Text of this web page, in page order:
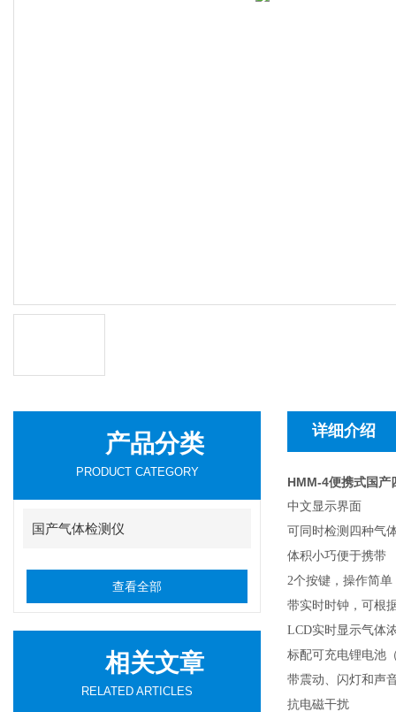
产品分类
PRODUCT CATEGORY
国产气体检测仪
查看全部
相关文章
RELATED ARTICLES
详细介绍
HMM-4便携式国产
中文显示界面
可同时检测四种气
体积小巧便于携带
2个按键，操作简单
带实时时钟，可根
LCD实时显示气体
标配可充电锂电池
带震动、闪灯和声
抗电磁干扰